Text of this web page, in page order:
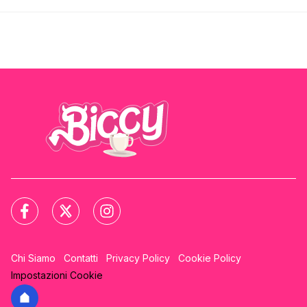
Chi Siamo Contatti Privacy Policy
Cookie Policy
Impostazioni Cookie